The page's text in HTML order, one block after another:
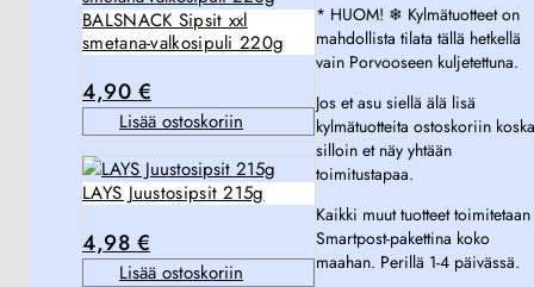
BALSNACK Sipsit xxl
smetana-valkosipuli 220g
4,90€
Lisää ostoskoriin
LAYS Juustosipsit 215g
4,98 €
Lisää ostoskoriin
* HUOM! ❄︎ Kylmätuotteet on
mahdollista tilata tällä hetkellä
vain Porvooseen kuljetettuna.
Jos et asu siellä älä lisä
kylmätuotteita ostoskoriin
silloin et näy yhtään
toimitustapaa.
Kaikki muut tuotteet toimitetaan
Smartpost-pakettina koko
maahan. Perillä 1-4 päivässä.